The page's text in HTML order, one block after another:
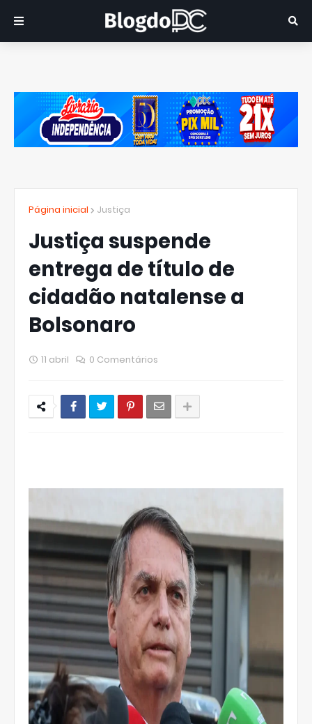
Página inicial Justiça
Justiça suspende
entrega de título de
cidadão natalense a
Bolsonaro
11 abril 0 Comentários